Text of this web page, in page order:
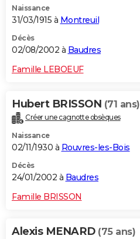
Naissance
31/03/1915 à Montreuil
Décès
02/08/2002 à Baudres
Famille LEBOEUF
Hubert BRISSON (71 ans)
Créer une cagnotte obsèques
Naissance
02/11/1930 à Rouvres-les-Bois
Décès
24/01/2002 à Baudres
Famille BRISSON
Alexis MENARD (75 ans)